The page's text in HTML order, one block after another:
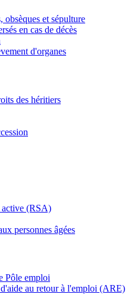
obsèques et sépulture
en cas de décès
d'organes
des héritiers
active (RSA)
personnes âgées
Pôle emploi
au retour à l'emploi (ARE)